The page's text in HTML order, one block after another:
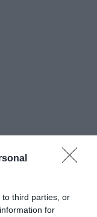
third parties, or
for